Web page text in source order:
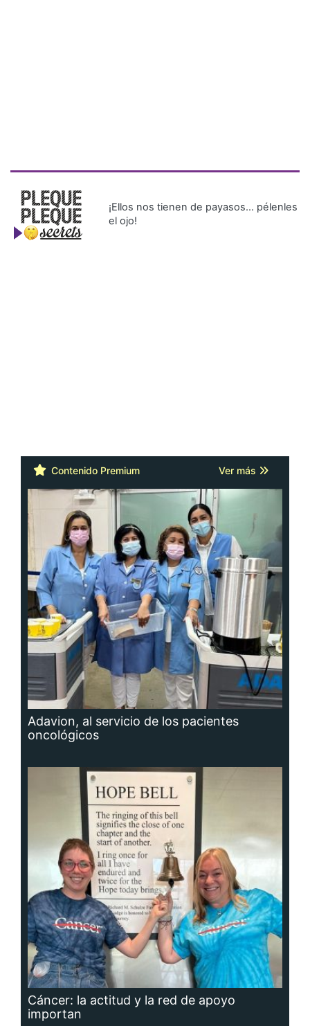
¡Ellos nos tienen de payasos… pélenles
el ojo!
Contenido Premium Ver más
Adavion, al servicio de los pacientes
oncológicos
Cáncer: la actitud y la red de apoyo
importan